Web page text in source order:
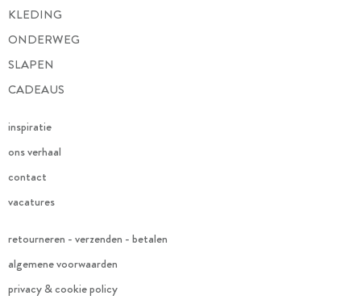
KLEDING
ONDERWEG
SLAPEN
CADEAUS
inspiratie
ons verhaal
contact
vacatures
retourneren - verzenden - betalen
algemene voorwaarden
privacy & cookie policy